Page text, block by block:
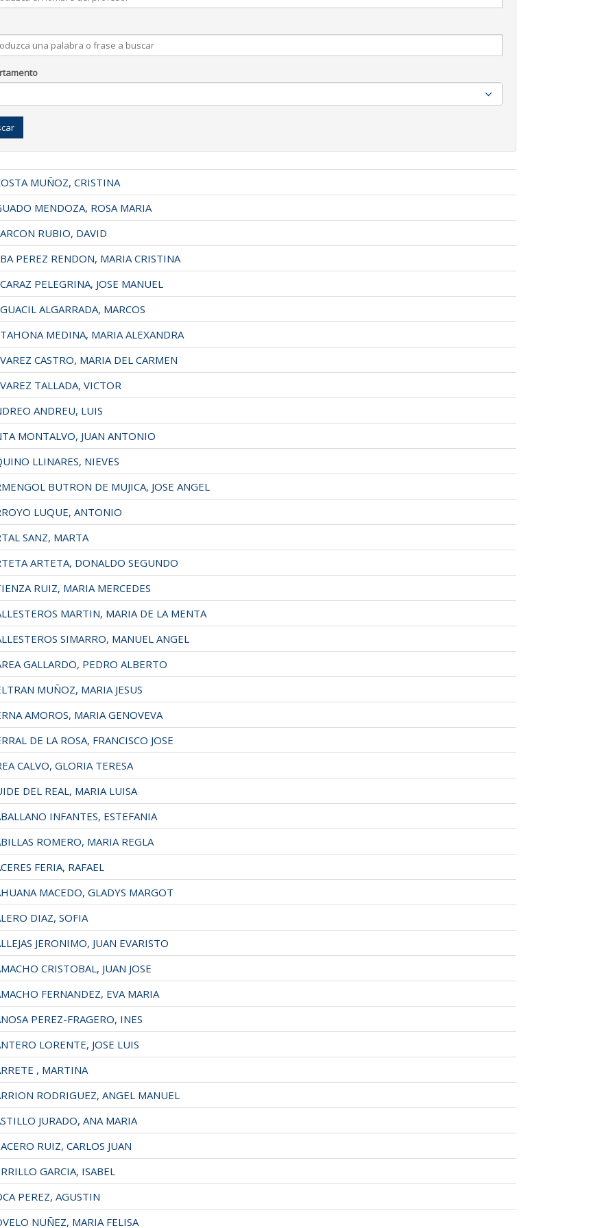
MUÑOZ, CRISTINA
MENDOZA, ROSA MARIA
RUBIO, DAVID
PEREZ RENDON, MARIA CRISTINA
PELEGRINA, JOSE MANUEL
ALGARRADA, MARCOS
MEDINA, MARIA ALEXANDRA
CASTRO, MARIA DEL CARMEN
TALLADA, VICTOR
ANDREU, LUIS
MONTALVO, JUAN ANTONIO
LLINARES, NIEVES
BUTRON DE MUJICA, JOSE ANGEL
LUQUE, ANTONIO
SANZ, MARTA
ARTETA, DONALDO SEGUNDO
RUIZ, MARIA MERCEDES
MARTIN, MARIA DE LA MENTA
SIMARRO, MANUEL ANGEL
GALLARDO, PEDRO ALBERTO
MUÑOZ, MARIA JESUS
AMOROS, MARIA GENOVEVA
DE LA ROSA, FRANCISCO JOSE
CALVO, GLORIA TERESA
DEL REAL, MARIA LUISA
INFANTES, ESTEFANIA
ROMERO, MARIA REGLA
FERIA, RAFAEL
MACEDO, GLADYS MARGOT
DIAZ, SOFIA
JERONIMO, JUAN EVARISTO
CRISTOBAL, JUAN JOSE
FERNANDEZ, EVA MARIA
PEREZ-FRAGERO, INES
LORENTE, JOSE LUIS
, MARTINA
RODRIGUEZ, ANGEL MANUEL
JURADO, ANA MARIA
RUIZ, CARLOS JUAN
GARCIA, ISABEL
PEREZ, AGUSTIN
NUÑEZ, MARIA FELISA